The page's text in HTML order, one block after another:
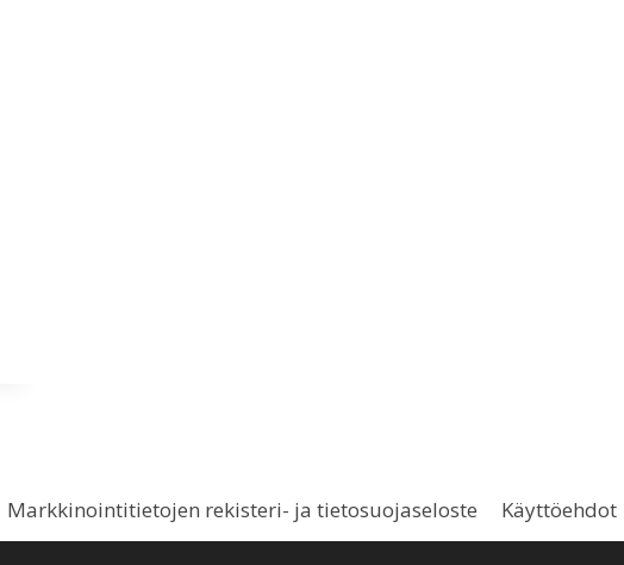
Markkinointitietojen rekisteri- ja tietosuojaseloste Käyttöehdot